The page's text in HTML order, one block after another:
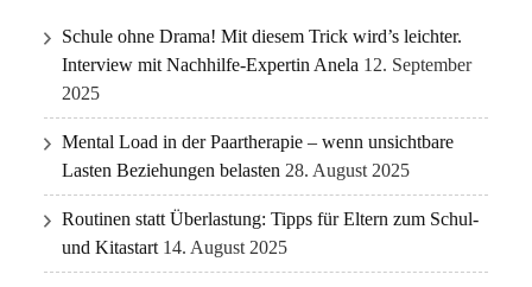
Schule ohne Drama! Mit diesem Trick wird’s leichter.
Interview mit Nachhilfe-Expertin Anela 12. September
2025
Mental Load in der Paartherapie – wenn unsichtbare
Lasten Beziehungen belasten 28. August 2025
Routinen statt Überlastung: Tipps für Eltern zum Schul-
und Kitastart 14. August 2025